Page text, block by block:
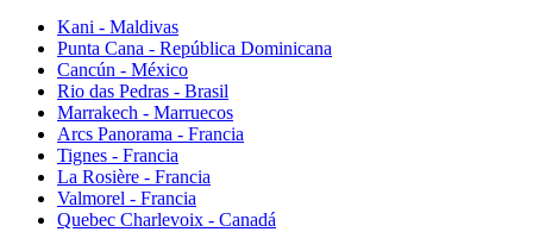
Kani - Maldivas
Punta Cana - República Dominicana
Cancún - México
Rio das Pedras - Brasil
Marrakech - Marruecos
Arcs Panorama - Francia
Tignes - Francia
La Rosière - Francia
Valmorel - Francia
Quebec Charlevoix - Canadá